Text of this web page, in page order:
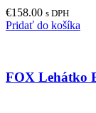
€158.00 s DPH
Pridať do košíka
FOX Lehátko